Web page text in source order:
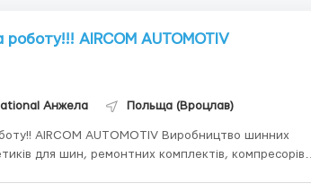
AIRCOM AUTOMOTIV
Анжела Польща (Вроцлав)
шинних
для шин, ремонтних комплектів, компресорів